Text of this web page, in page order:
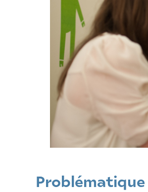
Problématique